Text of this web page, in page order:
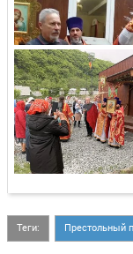
Теги: Престольный